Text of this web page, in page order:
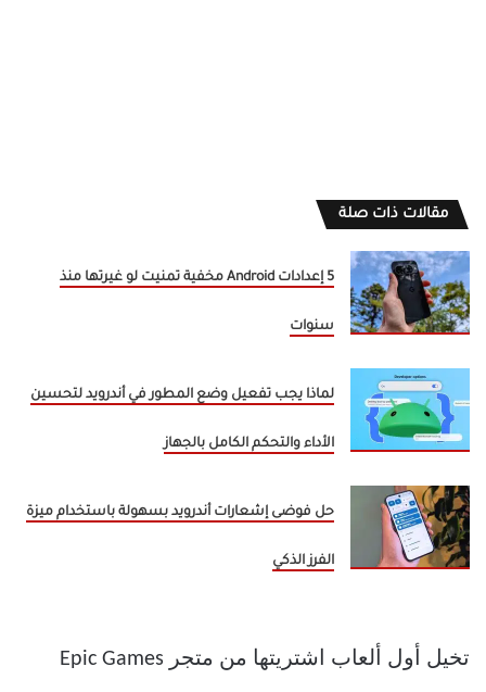
مقالات ذات صلة
5 إعدادات Android مخفية تمنيت لو غيرتها منذ
سنوات
لماذا يجب تفعيل وضع المطور في أندرويد لتحسين
الأداء والتحكم الكامل بالجهاز
حل فوضى إشعارات أندرويد بسهولة باستخدام ميزة
الفرز الذكي
تخيل أول ألعاب اشتريتها من متجر Epic Games